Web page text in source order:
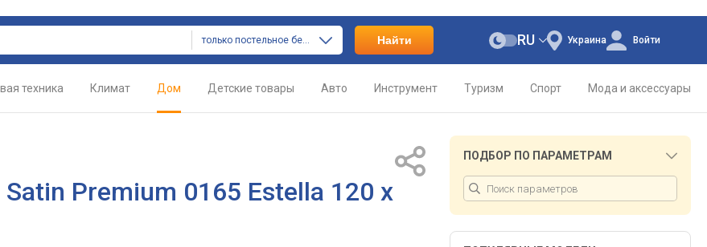
только постельное белье Найти Украина
RU Войти
техника Климат Дом Детские товары Авто Инструмент Туризм Спорт Мода и аксессуары
Premium 0165 Estella 120 х
ПОДБОР ПО ПАРАМЕТРАМ